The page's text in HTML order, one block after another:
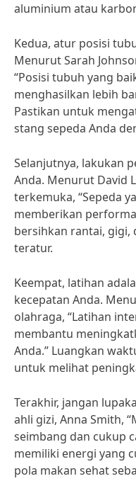
aluminium atau
Kedua, atur posisi
Menurut Sarah
“Posisi tubuh yang
menghasilkan lebih
Pastikan untuk
stang sepeda Anda
Selanjutnya, lakukan
Anda. Menurut David
terkemuka, “Sepeda
memberikan
bersihkan rantai, gigi,
teratur.
Keempat, latihan
kecepatan Anda.
olahraga, “Latihan
membantu
Anda.” Luangkan
untuk melihat
Terakhir, jangan
ahli gizi, Anna Smith,
seimbang dan cukup
memiliki energi yang
pola makan sehat